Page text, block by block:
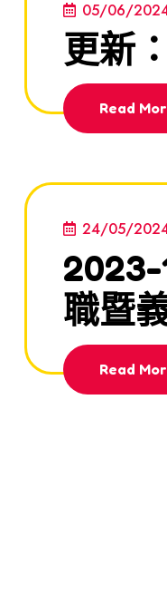
05/06/
更新
Read
24/05/
2023-
職暨
Read